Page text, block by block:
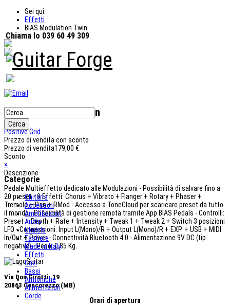
Chiama lo 039 60 49 309
Categorie
Chitarre
Accessori
Amplificatori
Audio
Ukulele
Tastiere
Made in Italy
Effetti
Cavi
Bassi
Armoniche
Alimentatori
Corde
Sei qui:
Effetti
BIAS Modulation Twin
BIAS Modulation Twin
Positive Grid
Prezzo di vendita con sconto
Prezzo di vendita179,00 €
Sconto
×
Descrizione
Pedale Multieffetto dedicato alle Modulazioni - Possibilità di salvare fino a
20 preset - 9 Effetti: Chorus + Vibrato + Flanger + Rotary + Phaser +
Tremolo + Pan + RMod - Accesso a ToneCloud per scaricare preset da tutto
il mondo - Possibilità di gestione remota tramite App BIAS Pedals - Controlli:
Preset + Depth + Rate + Intensity + Tweak 1 + Tweak 2 + Switch 3 posizioni
LFO - Connessioni: Input L(Mono)/R + Output L(Mono)/R + EXP. + USB + MIDI
In/Out + Power - Connettività Bluetooth 4.0 - Alimentazione 9V DC (tip
negative) - Peso: 0,85 Kg.
Via Don Girotti, 19
20863 Concorezzo (MB)
Orari di apertura